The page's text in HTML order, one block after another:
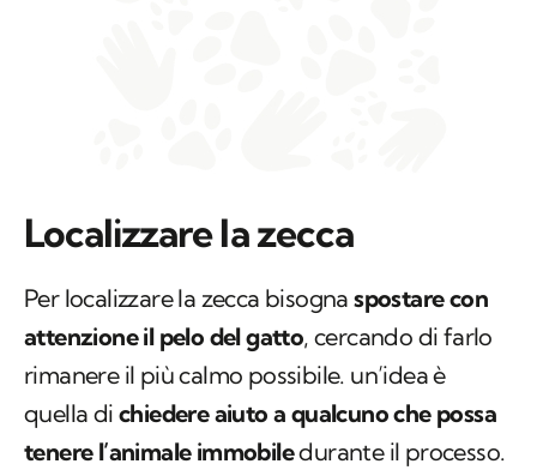
Localizzare la zecca
Per localizzare la zecca bisognaspostare con
attenzione il pelo del gatto, cercando di farlo
rimanere il più calmo possibile. un’idea è
quella dichiedere aiuto a qualcuno che possa
tenere l’animale immobiledurante il processo.